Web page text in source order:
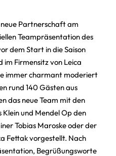
Partnerschaft am
Teampräsentation des
dem Start in die Saison
im Firmensitz von Leica
immer charmant moderiert
rund 140 Gästen aus
das neue Team mit den
und Mendel Op den
Tobias Maroske oder der
Fettak vorgestellt. Nach
Begrüßungsworte